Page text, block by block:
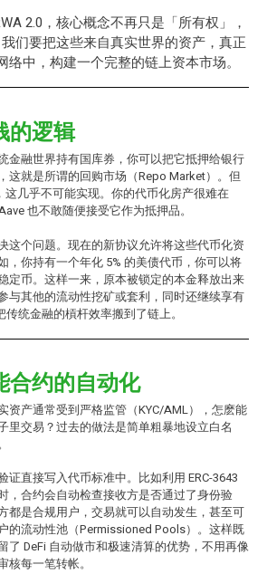
2.0，核心概念不再只是「所有权」，
们要把这些来自真实世界的资产，真正
络中，构建一个完整的链上资本市场。
的逻辑
金融世界持有国库券，你可以把它抵押给银行
这就是所谓的回购市场（Repo Market）。但
这几乎不可能实现。你的代币化房产很难在
也不敢随便接受它作为抵押品。
这个问题。现在的新协议允许将这些代币化资
，你持有一个年化 5% 的美债代币，你可以将
定币。这样一来，原本被锁定的本金释放出来
与其他的流动性挖矿或套利，同时还继续享有
统金融的槓杆效率搬到了链上。
合约的自动化
资产通常受到严格监管（KYC/AML），怎麽能
里交易？过去的做法是简单粗暴地设立白名
证直接写入代币标准中。比如利用 ERC-3643
，合约会自动检查接收方是否通过了身份验
都是合规用户，交易就可以自动发生，甚至可
的流动性池（Permissioned Pools）。这样既
了 DeFi 自动做市和极速清算的优势，不用再像
每一笔转帐。